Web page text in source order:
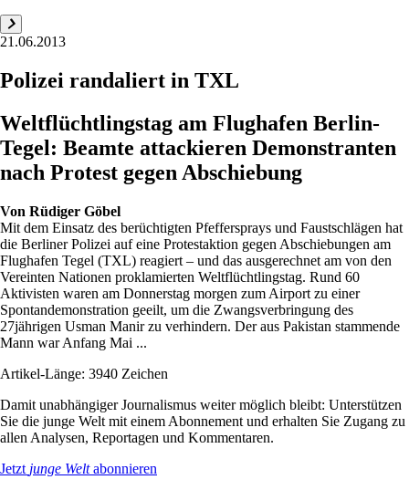
21.06.2013
Polizei randaliert in TXL
Weltflüchtlingstag am Flughafen Berlin-
Tegel: Beamte attackieren Demonstranten
nach Protest gegen Abschiebung
Von Rüdiger Göbel
Mit dem Einsatz des berüchtigten Pfeffersprays und Faustschlägen hat
die Berliner Polizei auf eine Protestaktion gegen Abschiebungen am
Flughafen Tegel (TXL) reagiert – und das ausgerechnet am von den
Vereinten Nationen proklamierten Weltflüchtlingstag. Rund 60
Aktivisten waren am Donnerstag morgen zum Airport zu einer
Spontandemonstration geeilt, um die Zwangsverbringung des
27jährigen Usman Manir zu verhindern. Der aus Pakistan stammende
Mann war Anfang Mai ...
Artikel-Länge: 3940 Zeichen
Damit unabhängiger Journalismus weiter möglich bleibt: Unterstützen
Sie die junge Welt mit einem Abonnement und erhalten Sie Zugang zu
allen Analysen, Reportagen und Kommentaren.
Jetzt junge Weltabonnieren